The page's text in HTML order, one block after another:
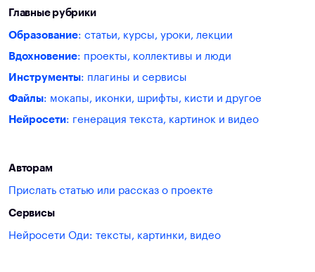
Главные рубрики
Образование: статьи, курсы, уроки, лекции
Вдохновение: проекты, коллективы и люди
Инструменты: плагины и сервисы
Файлы: мокапы, иконки, шрифты, кисти и другое
Нейросети: генерация текста, картинок и видео
Авторам
Прислать статью или рассказ о проекте
Сервисы
Нейросети Оди: тексты, картинки, видео